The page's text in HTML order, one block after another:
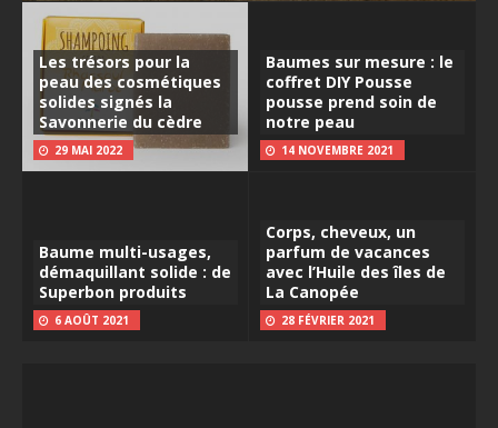
Les trésors pour la
peau des cosmétiques
solides signés la
Savonnerie du cèdre
29 MAI 2022
Baumes sur mesure : le
coffret DIY Pousse
pousse prend soin de
notre peau
14 NOVEMBRE 2021
Baume multi-usages,
démaquillant solide : de
Superbon produits
6 AOÛT 2021
Corps, cheveux, un
parfum de vacances
avec l’Huile des îles de
La Canopée
28 FÉVRIER 2021